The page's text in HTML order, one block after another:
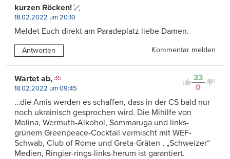
kurzen Röcken!
18.02.2022 um 20:10
Meldet Euch direkt am Paradeplatz liebe Damen.
Antworten Kommentar melden
33
0
Wartet ab,
18.02.2022 um 09:45
…die Amis werden es schaffen, dass in der CS bald nur
noch ukrainisch gesprochen wird. Die Mihilfe von
Molina, Wermuth-Alkohol, Sommaruga und links-
grünem Greenpeace-Cocktail vermischt mit WEF-
Schwab, Club of Rome und Greta-Gräten , „Schweizer“
Medien, Ringier-rings-links-herum ist garantiert.